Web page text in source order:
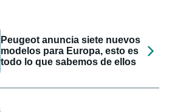
Peugeot anuncia siete nuevos
modelos para Europa, esto es
todo lo que sabemos de ellos